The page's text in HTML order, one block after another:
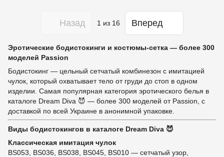
Назад 1 из 16 Вперед
Эротические бодистокинги и костюмы-сетка — более 300
моделей Passion
Бодистокинг — цельный сетчатый комбинезон с имитацией
чулок, который охватывает тело от груди до стоп в одном
изделии. Самая популярная категория эротического белья в
каталоге Dream Diva 😈 — более 300 моделей от Passion, с
доставкой по всей Украине в анонимной упаковке.
Виды бодистокингов в каталоге Dream Diva 😈
Классическая имитация чулок
BS053, BS036, BS038, BS045, BS010 — сетчатый узор,